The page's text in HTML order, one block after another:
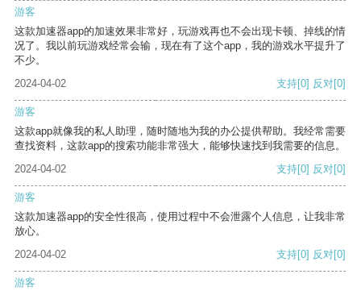
游客
这款加速器app的加速效果非常好，玩游戏再也不会出现卡顿、掉线的情
况了。我以前玩游戏经常会输，现在有了这个app，我的游戏水平提升了
不少。
2024-04-02
支持[0] 反对[0]
游客
这款app就像我的私人助理，随时随地为我的办公提供帮助。我经常需要
查找资料，这款app的搜索功能非常强大，能够快速找到我需要的信息。
2024-04-02
支持[0] 反对[0]
游客
这款加速器app的安全性很高，使用过程中不会泄露个人信息，让我非常
放心。
2024-04-02
支持[0] 反对[0]
游客